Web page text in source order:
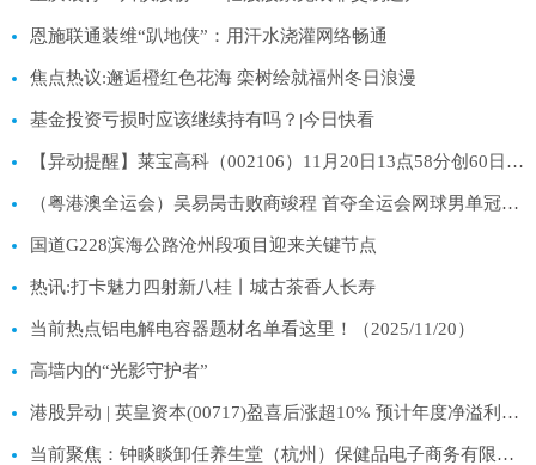
恩施联通装维“趴地侠”：用汗水浇灌网络畅通
焦点热议:邂逅橙红色花海 栾树绘就福州冬日浪漫
基金投资亏损时应该继续持有吗？|今日快看
【异动提醒】莱宝高科（002106）11月20日13点58分创60日新低
（粤港澳全运会）吴易昺击败商竣程 首夺全运会网球男单冠军 每日热讯
国道G228滨海公路沧州段项目迎来关键节点
热讯:打卡魅力四射新八桂丨城古茶香人长寿
当前热点铝电解电容器题材名单看这里！（2025/11/20）
高墙内的“光影守护者”
港股异动 | 英皇资本(00717)盈喜后涨超10% 预计年度净溢利不少于1.2亿港元
当前聚焦：钟睒睒卸任养生堂（杭州）保健品电子商务有限公司法定代表人